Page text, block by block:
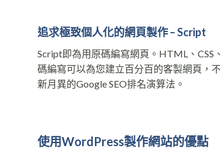
追求極致個人化的網頁製作 – Script
Script即為用原碼編寫網頁。HTML、CSS
碼編寫可以為您建立百分百的客製網頁，
新月異的Google SEO排名演算法。
使用WordPress製作網站的優點